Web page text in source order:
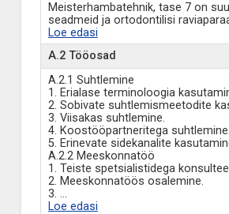
Meisterhambatehnik, tase 7 on
seadmeid ja ortodontilisi
Loe edasi
A.2 Tööosad
A.2.1 Suhtlemine
1. Erialase terminoloogia
2. Sobivate suhtlemismeetodite
3. Viisakas suhtlemine.
4. Koostööpartneritega suhtlemine.
5. Erinevate sidekanalite
A.2.2 Meeskonnatöö
1. Teiste spetsialistidega
2. Meeskonnatöös osalemine.
3. ...
Loe edasi